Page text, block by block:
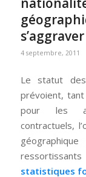
s’aggraver
4 septembre, 2011
Le statut
prévoient,
pour les
contractuels,
statistiques